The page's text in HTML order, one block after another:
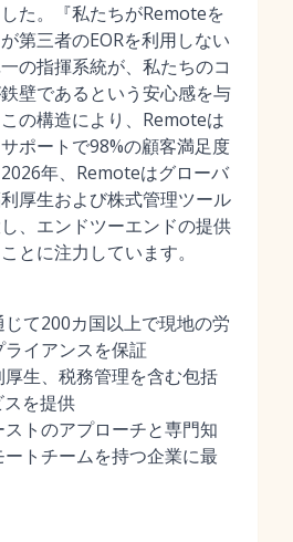
た。『私たちがRemoteを
第三者のEORを利用しない
の指揮系統が、私たちのコ
壁であるという安心感を与
の構造により、Remoteは
ポートで98%の顧客満足度
年、Remoteはグローバ
厚生および株式管理ツール
、エンドツーエンドの提供
とに注力しています。
て200カ国以上で現地の労
イアンスを保証
生、税務管理を含む包括
スを提供
ストのアプローチと専門知
トチームを持つ企業に最